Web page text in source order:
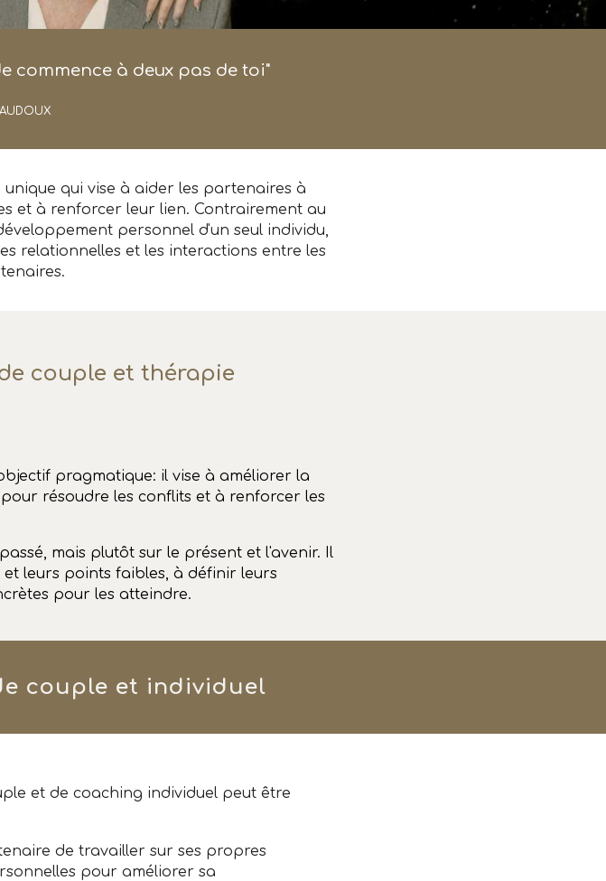
commence à deux pas de toi"
qui vise à aider les partenaires à
et à renforcer leur lien. Contrairement au
personnel d'un seul individu,
relationnelles et les interactions entre les
couple et thérapie
pragmatique: il vise à améliorer la
résoudre les conflits et à renforcer les
mais plutôt sur le présent et l'avenir. Il
leurs points faibles, à définir leurs
pour les atteindre.
couple et individuel
et de coaching individuel peut être
de travailler sur ses propres
pour améliorer sa